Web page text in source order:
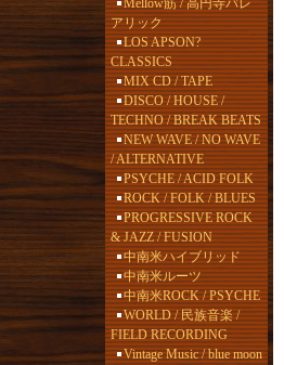
Mellow筋 / 高円寺バレ
アリック
LOS APSON?
CLASSICS
MIX CD / TAPE
DISCO / HOUSE /
TECHNO / BREAK BEATS
NEW WAVE / NO WAVE
/ ALTERNATIVE
PSYCHE / ACID FOLK
ROCK / FOLK / BLUES
PROGRESSIVE ROCK
& JAZZ / FUSION
中南米ハイブリッド
中南米ルーツ
中南米ROCK / PSYCHE
WORLD / 民族音楽 /
FIELD RECORDING
Vintage Music / blue moon